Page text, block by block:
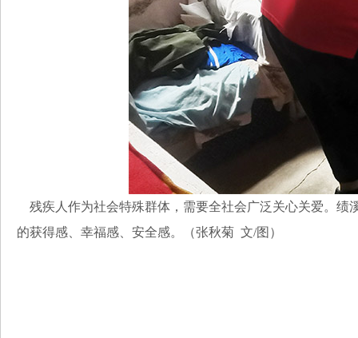
残疾人作为社会特殊群体，需要全社会广泛关心关爱。绩
的获得感、幸福感、安全感。（张秋菊 文/图）